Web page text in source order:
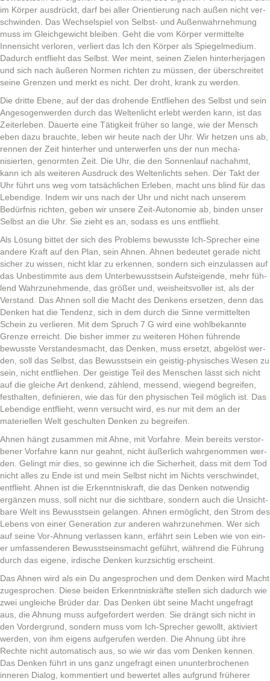
im Kör­p­er aus­drückt, darf bei aller Ori­en­tierung nach außen nicht ver­
schwinden. Das Wech­sel­spiel von Selb­st- und Außen­wahrnehmung
muss im Gle­ichgewicht bleiben. Geht die vom Kör­p­er ver­mit­telte
Innen­sicht ver­loren, ver­liert das Ich den Kör­p­er als Spiegelmedi­um.
Dadurch ent­flieht das Selb­st. Wer meint, seinen Zie­len hin­ter­her­ja­gen
und sich nach äußeren Nor­men richt­en zu müssen, der über­schre­it­et
seine Gren­zen und merkt es nicht. Der dro­ht, krank zu werden.
Die dritte Ebene, auf der das dro­hende Ent­fliehen des Selb­st und sein
Ange­so­gen­wer­den durch das Wel­tenlicht erlebt wer­den kann, ist das
Zeit­er­leben. Dauerte eine Tätigkeit früher so lange, wie der Men­sch
eben dazu brauchte, leben wir heute nach der Uhr. Wir het­zen uns ab,
ren­nen der Zeit hin­ter­her und unter­w­er­fen uns der nun mech­a­
nisierten, genormten Zeit. Die Uhr, die den Son­nen­lauf nachahmt,
kann ich als weit­eren Aus­druck des Wel­tenlichts sehen. Der Takt der
Uhr führt uns weg vom tat­säch­lichen Erleben, macht uns blind für das
Lebendi­ge. Indem wir uns nach der Uhr und nicht nach unserem
Bedürf­nis richt­en, geben wir unsere Zeit-Autonomie ab, binden unser
Selb­st an die Uhr. Sie zieht es an, sodass es uns entflieht.
Als Lösung bit­tet der sich des Prob­lems bewusste Ich-Sprech­er eine
andere Kraft auf den Plan, sein Ahnen. Ahnen bedeutet ger­ade nicht
sich­er zu wis­sen, nicht klar zu erken­nen, son­dern sich einzu­lassen auf
das Unbes­timmte aus dem Unter­be­wusst­sein Auf­steigende, mehr füh­
lend Wahrzunehmende, das größer und, weisheitsvoller ist, als der
Ver­stand. Das Ahnen soll die Macht des Denkens erset­zen, denn das
Denken hat die Ten­denz, sich in dem durch die Sinne ver­mit­tel­ten
Schein zu ver­lieren. Mit dem Spruch 7 G wird eine wohlbekan­nte
Gren­ze erre­icht. Die bish­er immer zu weit­eren Höhen führende
bewusste Ver­standes­macht, das Denken, muss erset­zt, abgelöst wer­
den, soll das Selb­st, das Bewusst­sein ein geistig-physis­ches Wesen zu
sein, nicht ent­fliehen. Der geistige Teil des Men­schen lässt sich nicht
auf die gle­iche Art denk­end, zäh­lend, messend, wiegend begreifen,
fes­thal­ten, definieren, wie das für den physis­chen Teil möglich ist. Das
Lebendi­ge ent­flieht, wenn ver­sucht wird, es nur mit dem an der
materiellen Welt geschul­ten Denken zu begreifen.
Ahnen hängt zusam­men mit Ahne, mit Vor­fahre. Mein bere­its ver­stor­
ben­er Vor­fahre kann nur geah­nt, nicht äußer­lich wahrgenom­men wer­
den. Gelingt mir dies, so gewinne ich die Sicher­heit, dass mit dem Tod
nicht alles zu Ende ist und mein Selb­st nicht im Nichts ver­schwindet,
ent­flieht. Ahnen ist die Erken­nt­niskraft, die das Denken notwendig
ergänzen muss, soll nicht nur die sicht­bare, son­dern auch die Unsicht­
bare Welt ins Bewusst­sein gelan­gen. Ahnen ermöglicht, den Strom des
Lebens von ein­er Gen­er­a­tion zur anderen wahrzunehmen. Wer sich
auf seine Vor-Ahnung ver­lassen kann, erfährt sein Leben wie von ein­
er umfassenderen Bewusst­seins­macht geführt, während die Führung
durch das eigene, irdis­che Denken kurzsichtig erscheint.
Das Ahnen wird als ein Du ange­sprochen und dem Denken wird Macht
zuge­sprochen. Diese bei­den Erken­nt­niskräfte stellen sich dadurch wie
zwei ungle­iche Brüder dar. Das Denken übt seine Macht unge­fragt
aus, die Ahnung muss aufge­fordert wer­den. Sie drängt sich nicht in
den Vorder­grund, son­dern muss vom Ich-Sprech­er gewollt, aktiviert
wer­den, von ihm eigens aufgerufen wer­den. Die Ahnung übt ihre
Rechte nicht automa­tisch aus, so wie wir das vom Denken ken­nen.
Das Denken führt in uns ganz unge­fragt einen unun­ter­broch­enen
inneren Dia­log, kom­men­tiert und bew­ertet alles auf­grund früher­er